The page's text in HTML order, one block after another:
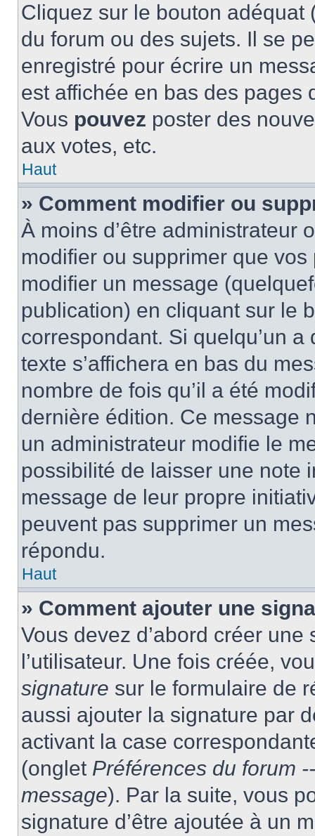
Cliquez sur le bouton
du forum ou des sujets. Il se
enregistré pour écrire un
est affichée en bas des pages
Vous pouvez poster des
aux votes, etc.
Haut
» Comment modifier ou
À moins d’être administrateur
modifier ou supprimer que
modifier un message
publication) en cliquant sur le
correspondant. Si quelqu’un
texte s’affichera en bas du
nombre de fois qu’il a été
dernière édition. Ce message
un administrateur modifie le
possibilité de laisser une note
message de leur propre
peuvent pas supprimer un
répondu.
Haut
» Comment ajouter une
Vous devez d’abord créer
l’utilisateur. Une fois créée,
signature sur le formulaire de
aussi ajouter la signature par
activant la case
(onglet Préférences du forum
message). Par la suite, vous
signature d’être ajoutée à un